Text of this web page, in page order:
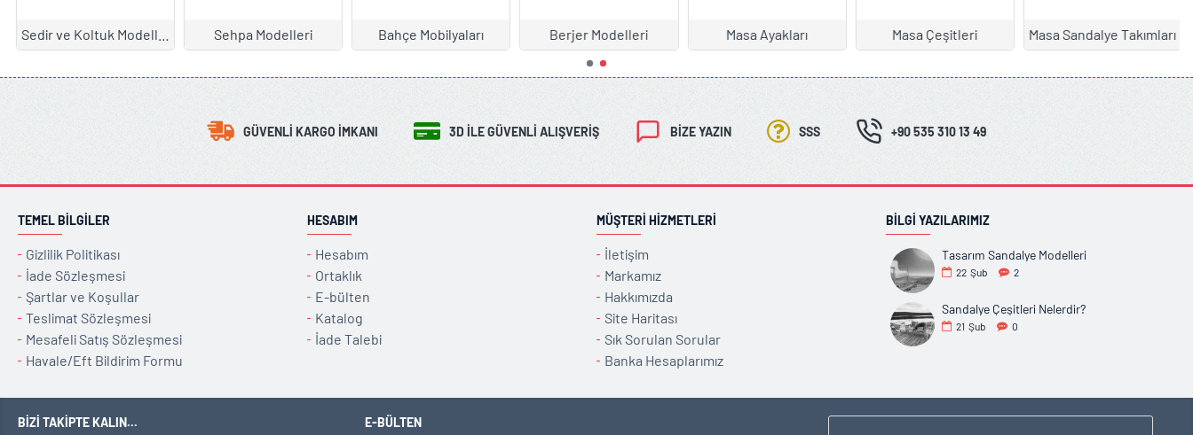
Sedir ve Koltuk Modelleri Sehpa Modelleri Bahçe Mobilyaları Berjer Modelleri Masa Ayakları Masa Çeşitleri Masa Sandalye Takımları
GÜVENLI KARGO İMKANI 3D İLE GÜVENLI ALIŞVERIŞ BIZE YAZIN SSS +90 535 310 13 49
TEMEL BILGILER
Gizlilik Politikası
İade Sözleşmesi
Şartlar ve Koşullar
Teslimat Sözleşmesi
Mesafeli Satış Sözleşmesi
Havale/Eft Bildirim Formu
HESABIM
Hesabım
Ortaklık
E-bülten
Katalog
İade Talebi
MÜŞTERI HIZMETLERI
İletişim
Markamız
Hakkımızda
Site Haritası
Sık Sorulan Sorular
Banka Hesaplarımız
BILGI YAZILARIMIZ
Tasarım Sandalye Modelleri
22 Şub 2
Sandalye Çeşitleri Nelerdir?
21 Şub 0
BIZI TAKIPTE KALIN... E-BÜLTEN